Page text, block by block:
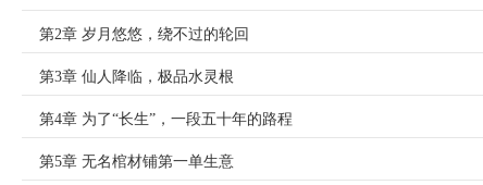
第2章 岁月悠悠，绕不过的轮回
第3章 仙人降临，极品水灵根
第4章 为了“长生”，一段五十年的路程
第5章 无名棺材铺第一单生意